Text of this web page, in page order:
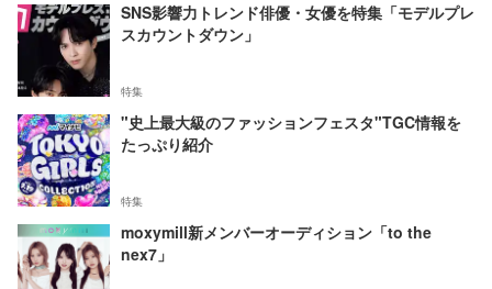
SNS影響力トレンド俳優・女優を特集「モデルプレ
スカウントダウン」
特集
"史上最大級のファッションフェスタ"TGC情報を
たっぷり紹介
特集
moxymill新メンバーオーディション「to the
nex7」